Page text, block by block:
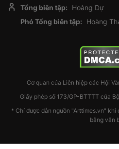
Tổng biên tập:
Hoàng Dự
Phó Tổng biên tập:
Hoàng
Cơ quan của Liên hiệp các Hội
Giấy phép số 173/GP-BTTTT của
* Chỉ được dẫn nguồn "Arttimes.vn"
bằng văn